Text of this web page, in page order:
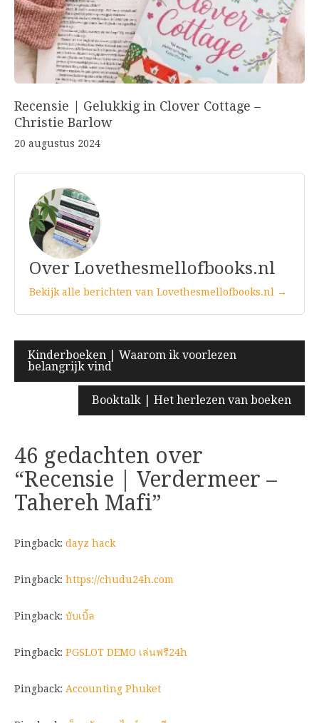
Recensie | Gelukkig in Clover Cottage –
Christie Barlow
20 augustus 2024
Over Lovethesmellofbooks.nl
Bekijk alle berichten van Lovethesmellofbooks.nl →
Bericht
navigatie
Kinderboeken | Waarom ik voorlezen
belangrijk vind
Booktalk | Het herlezen van boeken
46 gedachten over
“Recensie | Verdermeer –
Tahereh Mafi”
Pingback: dayz hack
Pingback: https://chudu24h.com
Pingback: บับเบิ้ล
Pingback: PGSLOT DEMO เล่นฟรี24h
Pingback: Accounting Phuket